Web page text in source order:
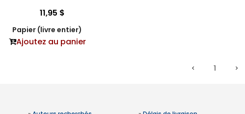
11,95 $
Papier (livre entier)
Ajoutez au panier
1